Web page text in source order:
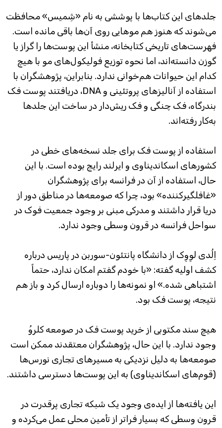
جلدهای این کتاب‌ها با پوششی به نام «شِمیس» محافظت
می‌شوند که هنوز هم موهایی روی آن‌ها باقی مانده است.
فهرست‌های تاریخی کتابخانه، منشأ این پوست‌ها را گراز یا
گوزن دانسته‌اند، اما نحوه توزیع فولیکول‌های مو با هیچ
کدام این حیوانات هم‌خوانی ندارد. بنابراین، پژوهشگران با
استفاده از آنالیزهای پروتئینی و DNA، دریافتند پوست فک
بندرگاه، فک چنگی و فک ریش‌دار در ساخت این جلدها
به‌کار رفته‌اند.
استفاده از پوست فک برای جلد نسخه‌های خطی در
کشورهای اسکاندیناوی و ایرلند رایج بوده است. با این
حال، استفاده از آن در فرانسه برای پژوهشگران
«غافلگیرکننده» بود، چرا که صومعه‌ها در مناطق دور از
دریا قرار داشتند و مدرکی مبنی بر وجود جمعیت فوک در
سواحل فرانسه در قرون وسطی وجود ندارد.
اِلُدی لوِوِک از دانشگاه پانتئون-سوربن در پاریس درباره
کشف اولیه گفته: «با خودم گفتم امکان ندارد، حتماً
اشتباهی شده.» او نمونه‌ها را دوباره ارسال کرد و باز هم
نتیجه، پوست فک بود.
هیچ سند مکتوبی از خرید پوست فک در صومعه کلروُ
وجود ندارد. با این حال، پژوهشگران معتقدند ممکن است
صومعه‌ها به دلیل نزدیکی به مسیرهای تجاری نورس‌ها
(قوم‌های اسکاندیناوی) به این پوست‌ها دسترسی داشتند.
این یافته‌ها از ایده‌ی وجود یک شبکه تجاری پرقدرت در
قرون وسطی که بسیار فراتر از تأمین محلی عمل می‌کرده و